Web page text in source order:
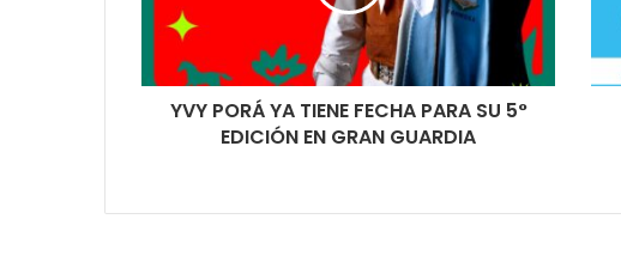
YVY PORÁ YA TIENE FECHA PARA SU 5°
EDICIÓN EN GRAN GUARDIA